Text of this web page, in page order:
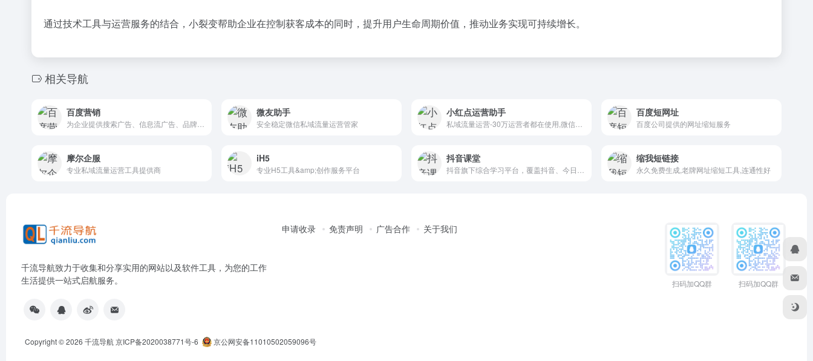
通过技术工具与运营服务的结合，小裂变帮助企业在控制获客成本的同时，提升用户生命周期价值，推动业务实现可持续增长。
相关导航
百度营销 微友助手
安全稳定微信私域流量运营管家
小红点运营助手 百度短网址
百度公司提供的网址缩短服务
摩尔企服
专业私域流量运营工具提供商
iH5
专业H5工具&amp;创作服务平台
抖音课堂 缩我短链接
永久免费生成,老牌网址缩短工具,连通性好
千流导航致力于收集和分享实用的网站以及软件工具，为您的工作
生活提供一站式启航服务。
申请收录 免责声明 广告合作 关于我们
扫码加QQ群 扫码加QQ群
Copyright © 2026 千流导航京ICP备2020038771号-6 京公网安备11010502059096号